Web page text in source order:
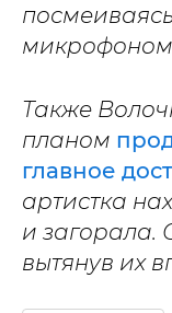
микрофоном
Также
планом
главное
артистка
и загорала.
вытянув их